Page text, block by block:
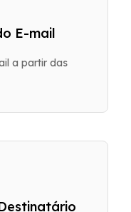
E-mail
a partir das